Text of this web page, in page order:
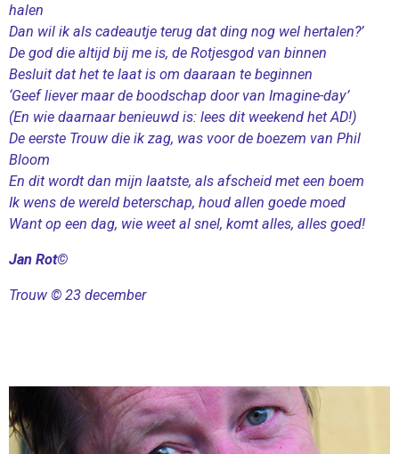
halen
Dan wil ik als cadeautje terug dat ding nog wel hertalen?’
De god die altijd bij me is, de Rotjesgod van binnen
Besluit dat het te laat is om daaraan te beginnen
‘Geef liever maar de boodschap door van Imagine-day’
(En wie daarnaar benieuwd is: lees dit weekend het AD!)
De eerste Trouw die ik zag, was voor de boezem van Phil
Bloom
En dit wordt dan mijn laatste, als afscheid met een boem
Ik wens de wereld beterschap, houd allen goede moed
Want op een dag, wie weet al snel, komt alles, alles goed!
Jan Rot©
Trouw © 23 december